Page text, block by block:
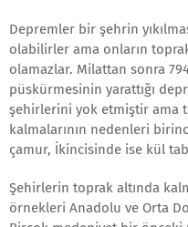
Depremler bir şehrin
olabilirler ama onların
olamazlar. Milattan sonra 794
püskürmesinin yarattığı
şehirlerini yok etmiştir ama
kalmalarının nedenleri
çamur, İkincisinde ise kül
Şehirlerin toprak altında
örnekleri Anadolu ve Orta